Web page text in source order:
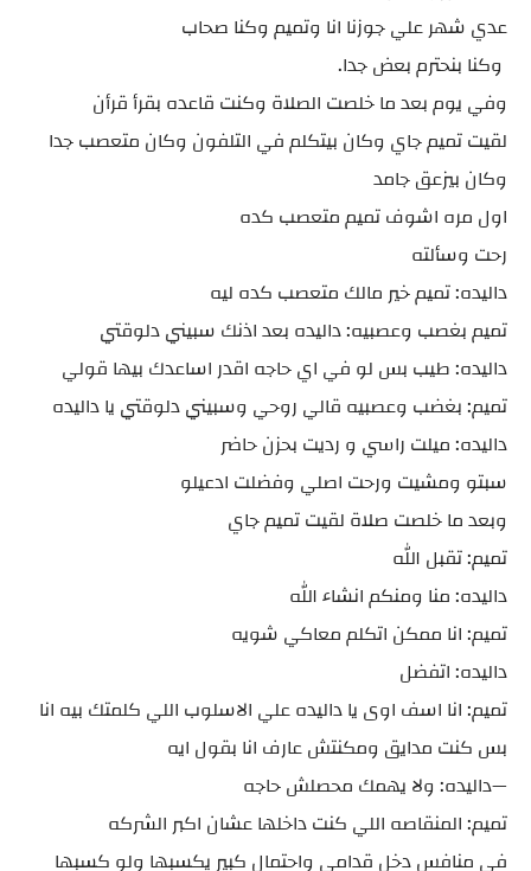
عدي شهر علي جوزنا انا وتميم وكنا صحاب
وكنا بنحترم بعض جدا.
وفي يوم بعد ما خلصت الصلاة وكنت قاعده بقرأ قرأن
لقيت تميم جاي وكان بيتكلم في التلفون وكان متعصب جدا
وكان بيزعق جامد
اول مره اشوف تميم متعصب كده
رحت وسألته
داليده: تميم خير مالك متعصب كده ليه
تميم بغصب وعصبيه: داليده بعد اذنك سبيني دلوقتي
داليده: طيب بس لو في اي حاجه اقدر اساعدك بيها قولي
تميم: بغضب وعصبيه قالي روحي وسبيني دلوقتي يا داليده
داليده: ميلت راسي و رديت بحزن حاضر
سبتو ومشيت ورحت اصلي وفضلت ادعيلو
وبعد ما خلصت صلاة لقيت تميم جاي
تميم: تقبل الله
داليده: منا ومنكم انشاء الله
تميم: انا ممكن اتكلم معاكي شويه
داليده: اتفضل
تميم: انا اسف اوى يا داليده علي الاسلوب اللي كلمتك بيه انا
بس كنت مدايق ومكنتش عارف انا بقول ايه
—داليده: ولا يهمك محصلش حاجه
تميم: المنقاصه اللي كنت داخلها عشان اكبر الشركه
في منافس دخل قدامي واحتمال كبير يكسبها ولو كسبها